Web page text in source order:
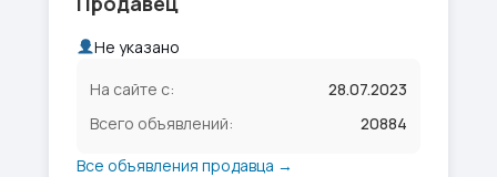
Не указано
На сайте с:
28.07.2023
Всего объявлений:
20884
Все объявления продавца →